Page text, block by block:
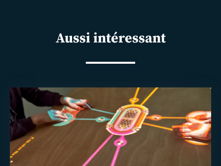
Aussi intéressant
En
savoir
plus